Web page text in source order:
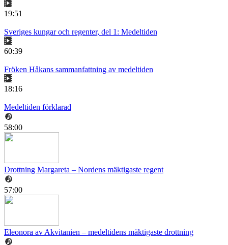
19:51
Sveriges kungar och regenter, del 1: Medeltiden
60:39
Fröken Håkans sammanfattning av medeltiden
18:16
Medeltiden förklarad
58:00
Drottning Margareta – Nordens mäktigaste regent
57:00
Eleonora av Akvitanien – medeltidens mäktigaste drottning